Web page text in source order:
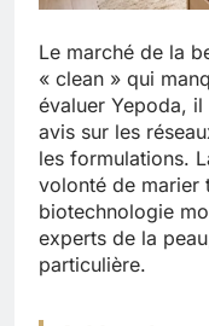
Le marché de la
« clean » qui
évaluer Yepoda,
avis sur les
les formulations.
volonté de marier
biotechnologie
experts de la
particulière.